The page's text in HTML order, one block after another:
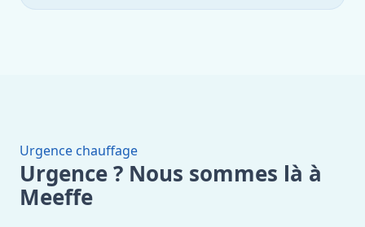
Urgence chauffage
Urgence ? Nous sommes là à
Meeffe